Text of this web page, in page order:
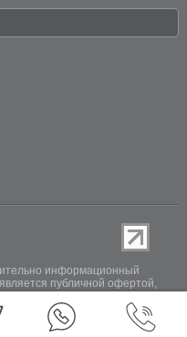
информационный
публичной офертой,
шин и дисков на сайте
но не включает в себя